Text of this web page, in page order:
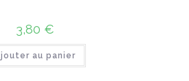
3,80 €
au panier